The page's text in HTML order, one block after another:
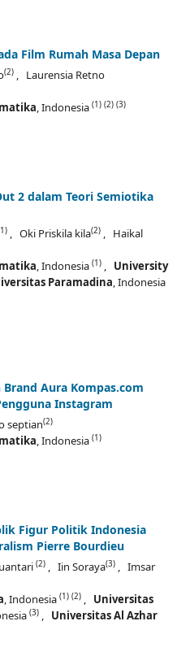
Film Rumah Masa Depan
(2), Laurensia Retno
, Indonesia (1) (2) (3)
2 dalam Teori Semiotika
, Oki Priskila kila(2), Haikal
, Indonesia (1), University
Paramadina, Indonesia
Aura Kompas.com
Instagram
septian(2)
, Indonesia (1)
Figur Politik Indonesia
Pierre Bourdieu
(2), Iin Soraya(3), Imsar
, Indonesia (1) (2), Universitas
(3), Universitas Al Azhar